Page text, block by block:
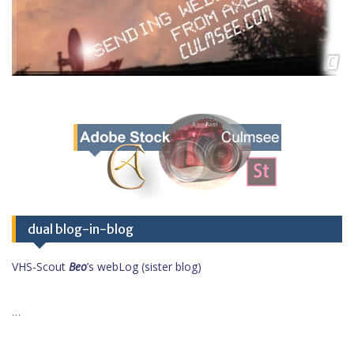
dual blog-in-blog
VHS-Scout Beo’s webLog (sister blog)
…